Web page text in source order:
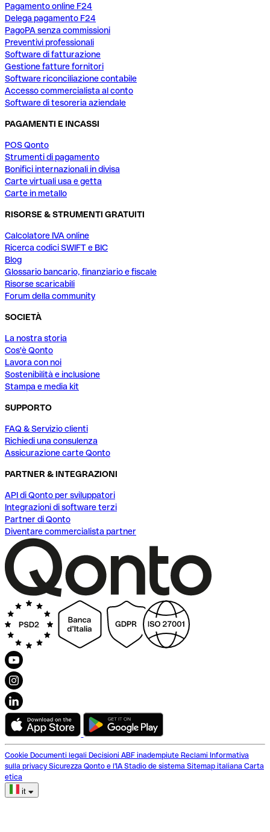
Pagamento online F24
Delega pagamento F24
PagoPA senza commissioni
Preventivi professionali
Software di fatturazione
Gestione fatture fornitori
Software riconciliazione contabile
Accesso commercialista al conto
Software di tesoreria aziendale
PAGAMENTI E INCASSI
POS Qonto
Strumenti di pagamento
Bonifici internazionali in divisa
Carte virtuali usa e getta
Carte in metallo
RISORSE & STRUMENTI GRATUITI
Calcolatore IVA online
Ricerca codici SWIFT e BIC
Blog
Glossario bancario, finanziario e fiscale
Risorse scaricabili
Forum della community
SOCIETÀ
La nostra storia
Cos'è Qonto
Lavora con noi
Sostenibilità e inclusione
Stampa e media kit
SUPPORTO
FAQ & Servizio clienti
Richiedi una consulenza
Assicurazione carte Qonto
PARTNER & INTEGRAZIONI
API di Qonto per sviluppatori
Integrazioni di software terzi
Partner di Qonto
Diventare commercialista partner
Cookie Documenti legali Decisioni ABF inadempiute Reclami Informativa
sulla privacy Sicurezza Qonto e l'IA Stadio de sistema Sitemap italiana Carta
etica
it